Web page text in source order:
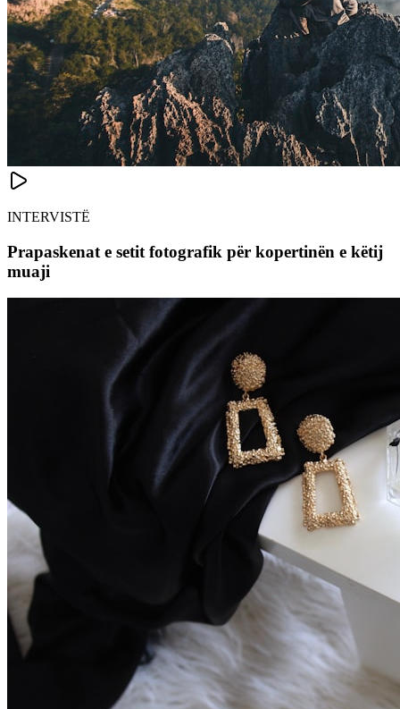
INTERVISTË
Prapaskenat e setit fotografik për kopertinën e këtij
muaji